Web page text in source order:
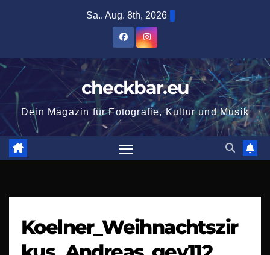
Sa.. Aug. 8th, 2026
checkbar.eu
Dein Magazin für Fotografie, Kultur und Musik
Koelner_Weihnachtszir